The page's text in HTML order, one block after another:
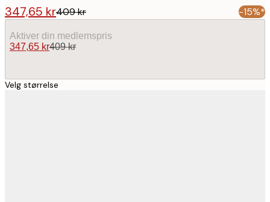
347,65 kr409 kr -15%*
Aktiver din medlemspris
347,65 kr409 kr
Velg størrelse